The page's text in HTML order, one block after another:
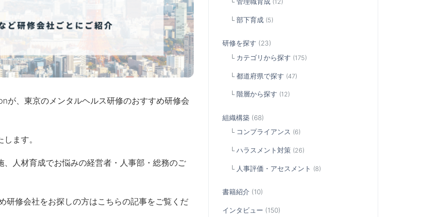
が、東京のメンタルヘルス研修のおすすめ研修会
ます。
人材育成でお悩みの経営者・人事部・総務のご
修会社をお探しの方はこちらの記事をご覧くだ
(12)
部下育成 (5)
研修を探す (23)
カテゴリから探す (175)
都道府県で探す (47)
階層から探す (12)
組織構築 (68)
コンプライアンス (6)
ハラスメント対策 (26)
人事評価・アセスメント (8)
書籍紹介 (10)
インタビュー (150)